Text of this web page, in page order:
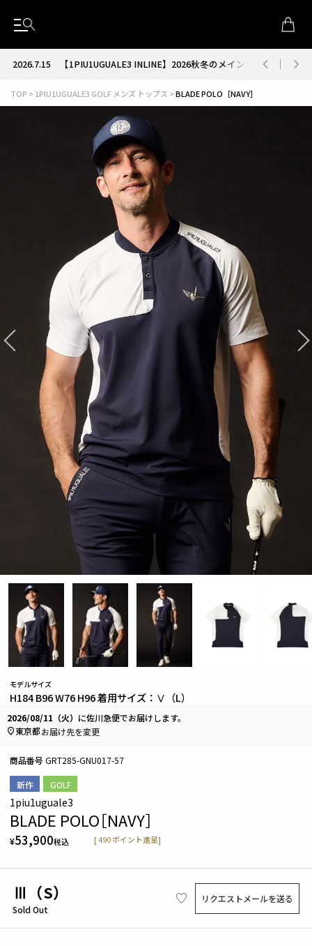
2026.7.15【1PIU1UGUALE3 INLINE】2026秋冬のメインコレクションが
TOP 1PIU1UGUALE3 GOLF メンズ トップス BLADE POLO［NAVY］
新作 GOLF
モデルサイズ
H184 B96 W76 H96 着用サイズ：Ⅴ（L）
1piu1uguale3
BLADE POLO［NAVY］
¥53,900税込 [490 ポイント進呈]
商品番号 GRT285-GNU017-57
Ⅲ（S）
Sold Out
リクエストメールを送る
2026/08/11（火） に佐川急便でお届けします。
東京都お届け先を変更